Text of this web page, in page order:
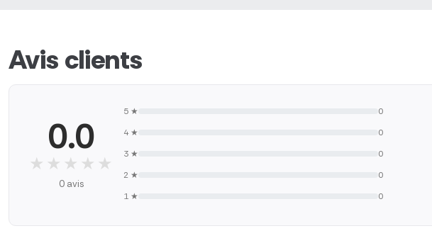
Avis clients
0.0
★★★★★
★★★★★
0 avis
5 ★
0
4 ★
0
3 ★
0
2 ★
0
1 ★
0